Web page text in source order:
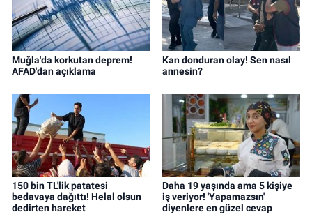
Muğla'da korkutan deprem!
AFAD'dan açıklama
Kan donduran olay! Sen nasıl
annesin?
150 bin TL'lik patatesi
bedavaya dağıttı! Helal olsun
dedirten hareket
Daha 19 yaşında ama 5 kişiye
iş veriyor! 'Yapamazsın'
diyenlere en güzel cevap